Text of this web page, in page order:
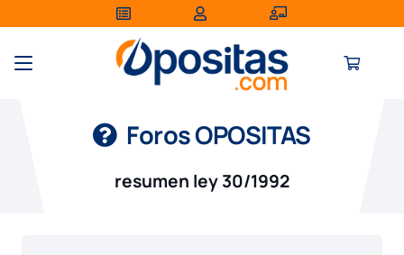
Foros OPOSITAS
resumen ley 30/1992